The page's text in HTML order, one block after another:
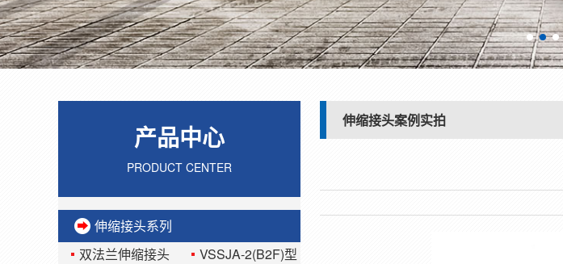
产品中心
PRODUCT CENTER
伸缩接头系列
双法兰伸缩接头
VSSJA-2(B2F)型
伸缩接头案例实拍